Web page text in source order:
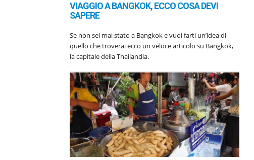
VIAGGIO A BANGKOK, ECCO COSA DEVI
SAPERE
Se non sei mai stato a Bangkok e vuoi farti un’idea di
quello che troverai ecco un veloce articolo su Bangkok,
la capitale della Thailandia.